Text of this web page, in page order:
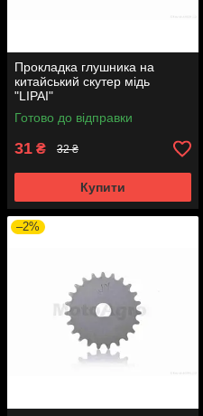
Прокладка глушника на
китайський скутер мідь
"LIPAI"
Готово до відправки
31 ₴ 32 ₴
Купити
–2%